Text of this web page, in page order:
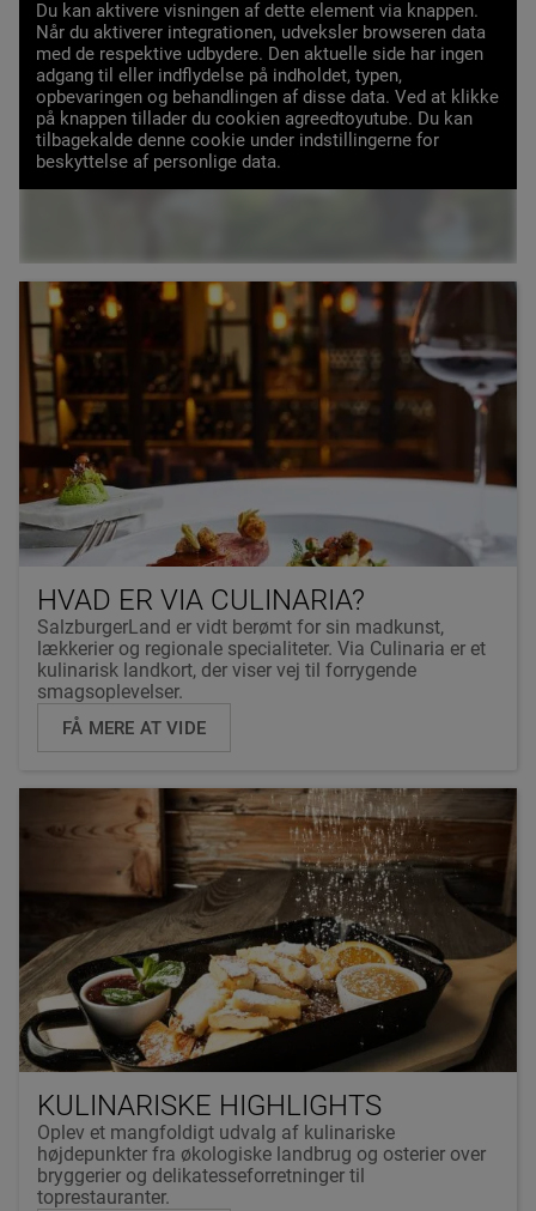
INDLÆS VIDEO
Du kan aktivere visningen af dette element via knappen.
Når du aktiverer integrationen, udveksler browseren data
med de respektive udbydere. Den aktuelle side har ingen
adgang til eller indflydelse på indholdet, typen,
opbevaringen og behandlingen af disse data. Ved at klikke
på knappen tillader du cookien agreedtoyutube. Du kan
tilbagekalde denne cookie under indstillingerne for
beskyttelse af personlige data.
HVAD ER VIA CULINARIA?
SalzburgerLand er vidt berømt for sin madkunst,
lækkerier og regionale specialiteter. Via Culinaria er et
kulinarisk landkort, der viser vej til forrygende
smagsoplevelser.
FÅ MERE AT VIDE
KULINARISKE HIGHLIGHTS
Oplev et mangfoldigt udvalg af kulinariske
højdepunkter fra økologiske landbrug og osterier over
bryggerier og delikatesseforretninger til
toprestauranter.